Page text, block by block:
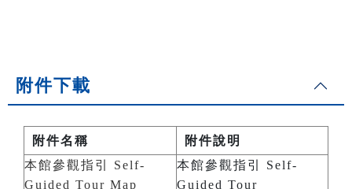
附件下載
附件名稱
附件說明
本館參觀指引 Self-
Guided Tour Map
本館參觀指引 Self-
Guided Tour